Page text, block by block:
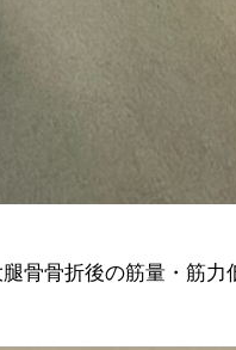
骨骨折後の筋量・筋